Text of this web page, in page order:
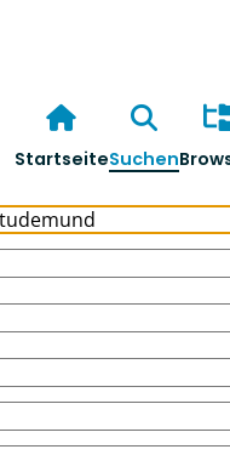
StartseiteSuchen